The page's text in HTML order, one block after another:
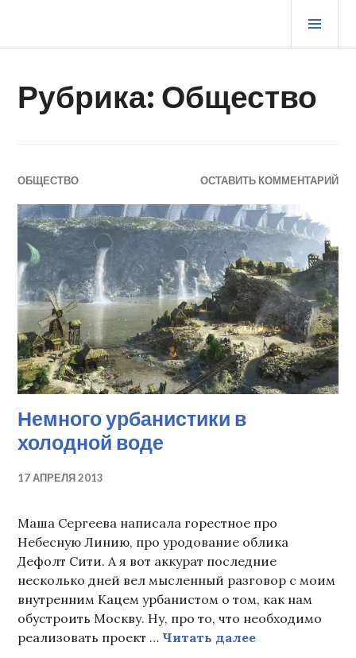
содержимому
ЖУРНАЛ СТАРОГО ВОРЧУНА
Рубрика: Общество
ОБЩЕСТВО ОСТАВИТЬ КОММЕНТАРИЙ
Немного урбанистики в
холодной воде
17 АПРЕЛЯ 2013
Маша Сергеева написала горестное про
Небесную Линию, про уродование облика
Дефолт Сити. А я вот аккурат последние
несколько дней вел мысленный разговор с моим
внутренним Кацем урбанистом о том, как нам
обустроить Москву. Ну, про то, что необходимо
реализовать проект … Читать далееНемного